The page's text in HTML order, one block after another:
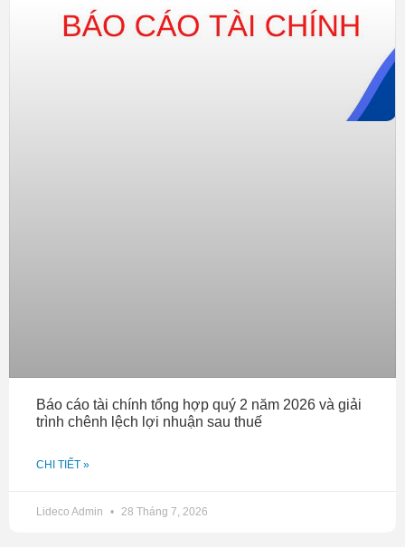
Báo cáo tài chính tổng hợp quý 2 năm 2026 và giải
trình chênh lệch lợi nhuận sau thuế
CHI TIẾT »
Lideco Admin 28 Tháng 7, 2026